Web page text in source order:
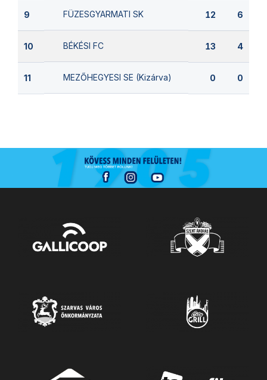
9 FÜZESGYARMATI SK 12 6
10 BÉKÉSI FC 13 4
11 MEZŐHEGYESI SE (Kizárva) 0 0